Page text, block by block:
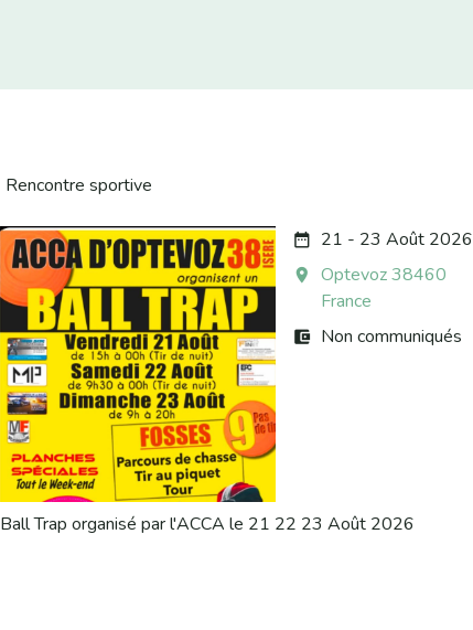
Rencontre sportive
date_range 21 - 23 Août 2026
room
Optevoz 38460
France
account_balance_wallet Non communiqués
Ball Trap organisé par l'ACCA le 21 22 23 Août 2026